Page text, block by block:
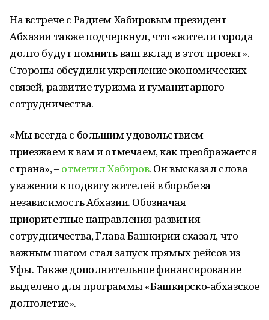
На встрече с Радием Хабировым президент
Абхазии также подчеркнул, что «жители города
долго будут помнить ваш вклад в этот проект».
Стороны обсудили укрепление экономических
связей, развитие туризма и гуманитарного
сотрудничества.
«Мы всегда с большим удовольствием
приезжаем к вам и отмечаем, как преображается
страна», –отметил Хабиров. Он высказал слова
уважения к подвигу жителей в борьбе за
независимость Абхазии. Обозначая
приоритетные направления развития
сотрудничества, Глава Башкирии сказал, что
важным шагом стал запуск прямых рейсов из
Уфы. Также дополнительное финансирование
выделено для программы «Башкирско-абхазское
долголетие».